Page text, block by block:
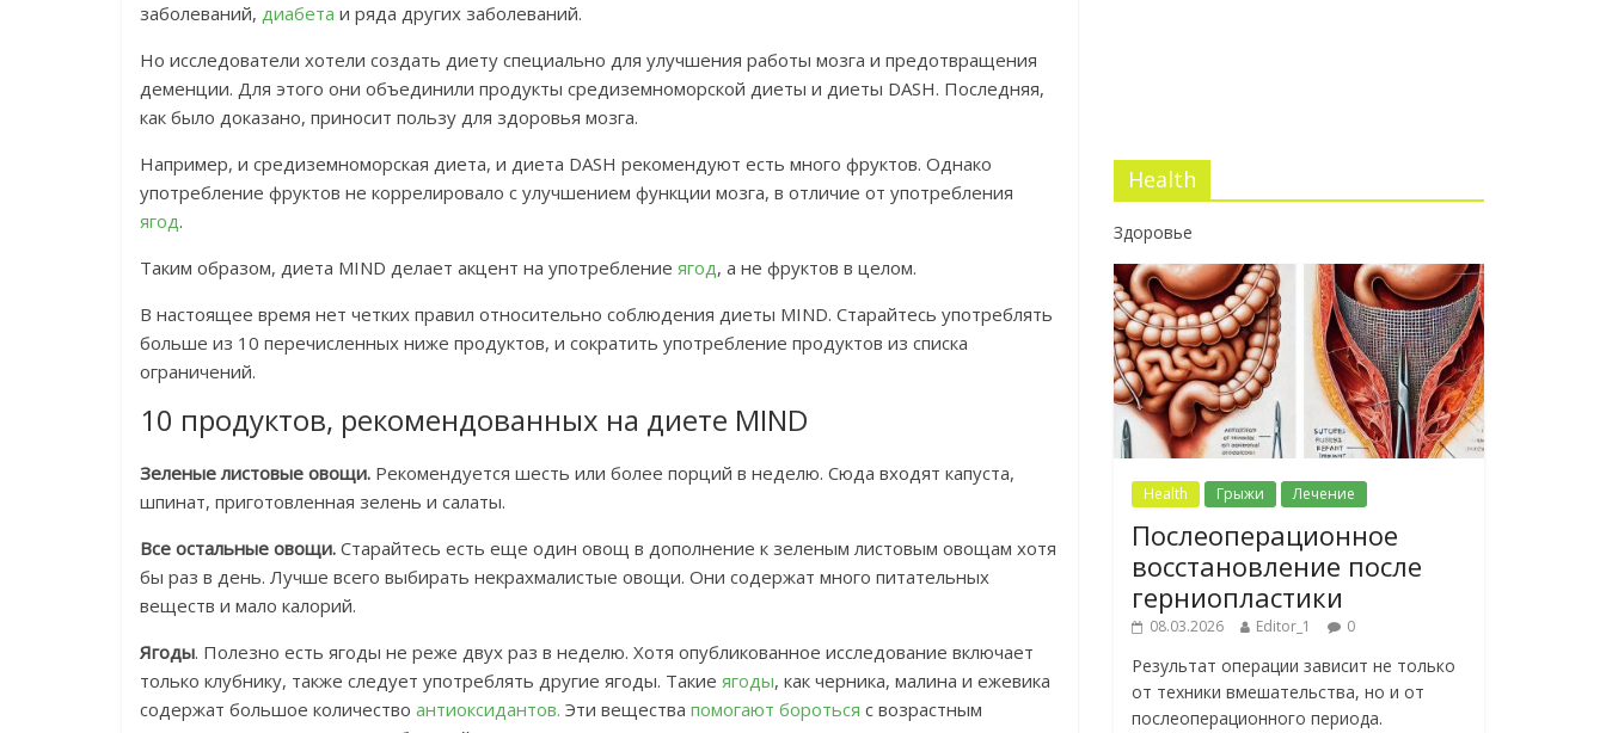
заболеваний, диабета и ряда других заболеваний.
Но исследователи хотели создать диету специально для улучшения работы мозга и предотвращения
деменции. Для этого они объединили продукты средиземноморской диеты и диеты DASH. Последняя,
как было доказано, приносит пользу для здоровья мозга.
Например, и средиземноморская диета, и диета DASH рекомендуют есть много фруктов. Однако
употребление фруктов не коррелировало с улучшением функции мозга, в отличие от употребления
ягод.
Таким образом, диета MIND делает акцент на употребление ягод, а не фруктов в целом.
В настоящее время нет четких правил относительно соблюдения диеты MIND. Старайтесь употреблять
больше из 10 перечисленных ниже продуктов, и сократить употребление продуктов из списка
ограничений.
10 продуктов, рекомендованных на диете MIND
Зеленые листовые овощи. Рекомендуется шесть или более порций в неделю. Сюда входят капуста,
шпинат, приготовленная зелень и салаты.
Все остальные овощи. Старайтесь есть еще один овощ в дополнение к зеленым листовым овощам хотя
бы раз в день. Лучше всего выбирать некрахмалистые овощи. Они содержат много питательных
веществ и мало калорий.
Ягоды. Полезно есть ягоды не реже двух раз в неделю. Хотя опубликованное исследование включает
только клубнику, также следует употреблять другие ягоды. Такие ягоды, как черника, малина и ежевика
содержат большое количество антиоксидантов. Эти вещества помогают бороться с возрастным
Health
Здоровье
Health Грыжи Лечение
Послеоперационное
восстановление после
герниопластики
08.03.2026 Editor_1 0
Результат операции зависит не только
от техники вмешательства, но и от
послеоперационного периода.